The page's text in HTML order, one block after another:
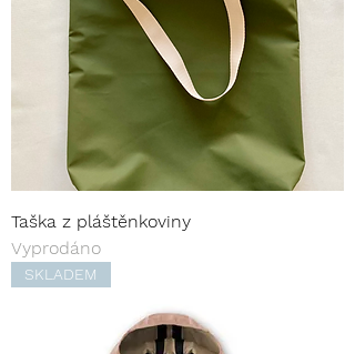
Taška z pláštěnkoviny
Vyprodáno
SKLADEM